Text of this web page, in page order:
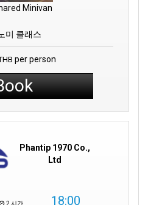
Minivan
미 클래스
per person
Phantip 1970 Co.,
Ltd
2 시간
18:00